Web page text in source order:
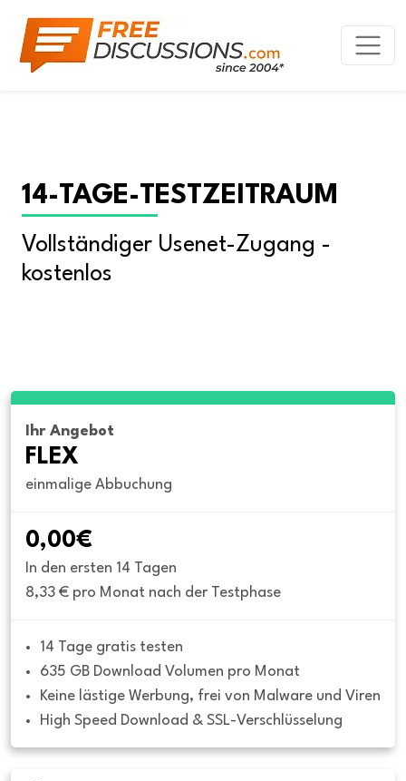
14-TAGE-TESTZEITRAUM
Vollständiger Usenet-Zugang -
kostenlos
Ihr Angebot
FLEX
einmalige Abbuchung
0,00€
In den ersten 14 Tagen
8,33 € pro Monat nach der Testphase
14 Tage gratis testen
635 GB Download Volumen pro Monat
Keine lästige Werbung, frei von Malware und Viren
High Speed Download & SSL-Verschlüsselung